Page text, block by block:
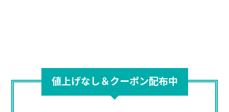
値上げなし＆クーポン配布中